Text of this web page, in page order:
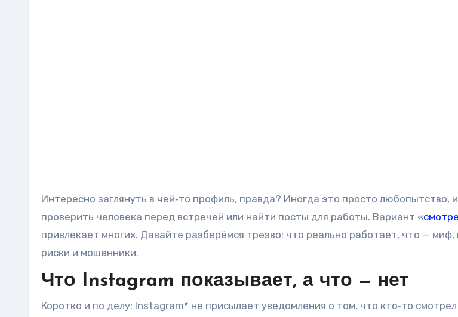
Интересно заглянуть в чей‑то профиль, правда? Иногда это просто любопытство,
проверить человека перед встречей или найти посты для работы. Вариант «
привлекает многих. Давайте разберёмся трезво: что реально работает, что —
риски и мошенники.
Что Instagram показывает, а что — нет
Коротко и по делу: Instagram* не присылает уведомления о том, что кто‑то